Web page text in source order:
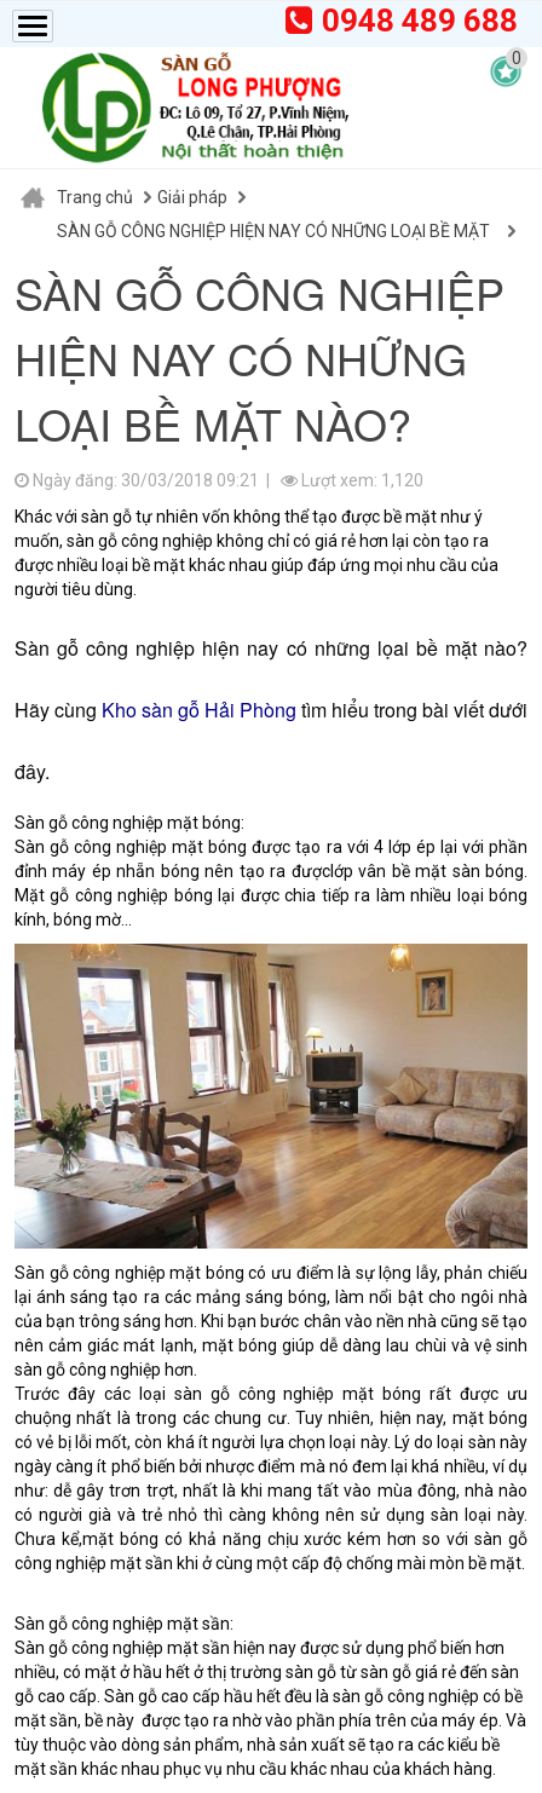
0948 489 688
0
Trang chủ
Giải pháp
SÀN GỖ CÔNG NGHIỆP HIỆN NAY CÓ NHỮNG LOẠI BỀ MẶT
SÀN GỖ CÔNG NGHIỆP
HIỆN NAY CÓ NHỮNG
LOẠI BỀ MẶT NÀO?
Ngày đăng: 30/03/2018 09:21 |
Lượt xem: 1,120
Khác với sàn gỗ tự nhiên vốn không thể tạo được bề mặt như ý
muốn, sàn gỗ công nghiệp không chỉ có giá rẻ hơn lại còn tạo ra
được nhiều loại bề mặt khác nhau giúp đáp ứng mọi nhu cầu của
người tiêu dùng.
Sàn gỗ công nghiệp hiện nay có những lọai bề mặt nào?
Hãy cùng Kho sàn gỗ Hải Phòng tìm hiểu trong bài viết dưới
đây.
Sàn gỗ công nghiệp mặt bóng:
Sàn gỗ công nghiệp mặt bóng được tạo ra với 4 lớp ép lại với phần
đỉnh máy ép nhẵn bóng nên tạo ra đượclớp vân bề mặt sàn bóng.
Mặt gỗ công nghiệp bóng lại được chia tiếp ra làm nhiều loại bóng
kính, bóng mờ…
Sàn gỗ công nghiệp mặt bóng có ưu điểm là sự lộng lẫy, phản chiếu
lại ánh sáng tạo ra các mảng sáng bóng, làm nổi bật cho ngôi nhà
của bạn trông sáng hơn. Khi bạn bước chân vào nền nhà cũng sẽ tạo
nên cảm giác mát lạnh, mặt bóng giúp dễ dàng lau chùi và vệ sinh
sàn gỗ công nghiệp hơn.
Trước đây các loại sàn gỗ công nghiệp mặt bóng rất được ưu
chuộng nhất là trong các chung cư. Tuy nhiên, hiện nay, mặt bóng
có vẻ bị lỗi mốt, còn khá ít người lựa chọn loại này. Lý do loại sàn này
ngày càng ít phổ biến bởi nhược điểm mà nó đem lại khá nhiều, ví dụ
như: dễ gây trơn trợt, nhất là khi mang tất vào mùa đông, nhà nào
có người già và trẻ nhỏ thì càng không nên sử dụng sàn loại này.
Chưa kể,mặt bóng có khả năng chịu xước kém hơn so với sàn gỗ
công nghiệp mặt sần khi ở cùng một cấp độ chống mài mòn bề mặt.
Sàn gỗ công nghiệp mặt sần:
Sàn gỗ công nghiệp mặt sần hiện nay được sử dụng phổ biến hơn
nhiều, có mặt ở hầu hết ở thị trường sàn gỗ từ sàn gỗ giá rẻ đến sàn
gỗ cao cấp. Sàn gỗ cao cấp hầu hết đều là sàn gỗ công nghiệp có bề
mặt sần, bề này được tạo ra nhờ vào phần phía trên của máy ép. Và
tùy thuộc vào dòng sản phẩm, nhà sản xuất sẽ tạo ra các kiểu bề
mặt sần khác nhau phục vụ nhu cầu khác nhau của khách hàng.